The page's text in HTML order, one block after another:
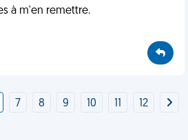
à m'en remettre.
7 8 9 10 12